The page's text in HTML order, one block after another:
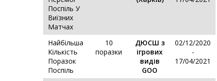
Поспіль У
Виїзних
Матчах
Найбільша
Кількість
Поразок
Поспіль
10
поразки
ДЮСШ з
ігрових
видів
GOO
02/12/2020
-
17/04/2021